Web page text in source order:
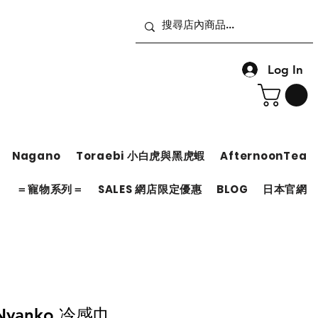
Log In
Nagano Toraebi 小白虎與黑虎蝦 AfternoonTea
＝寵物系列＝ SALES 網店限定優惠 BLOG 日本官網